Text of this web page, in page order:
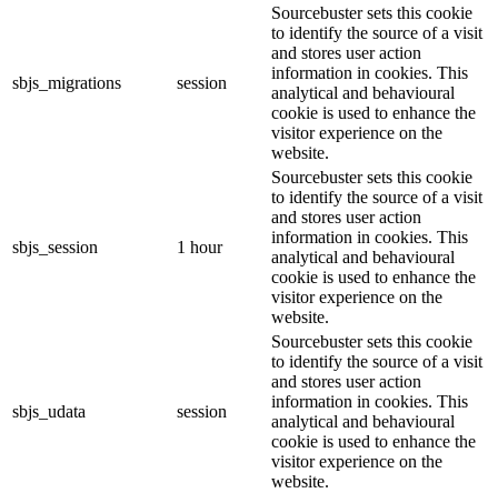
sbjs_migrations session
Sourcebuster sets this cookie
to identify the source of a visit
and stores user action
information in cookies. This
analytical and behavioural
cookie is used to enhance the
visitor experience on the
website.
sbjs_session 1 hour
Sourcebuster sets this cookie
to identify the source of a visit
and stores user action
information in cookies. This
analytical and behavioural
cookie is used to enhance the
visitor experience on the
website.
sbjs_udata session
Sourcebuster sets this cookie
to identify the source of a visit
and stores user action
information in cookies. This
analytical and behavioural
cookie is used to enhance the
visitor experience on the
website.